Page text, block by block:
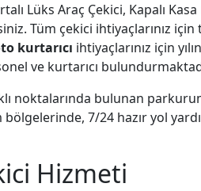
Lüks Araç Çekici, Kapalı
Tüm çekici ihtiyaçlarınız için
kurtarıcı ihtiyaçlarınız için
ve kurtarıcı
noktalarında bulunan
7/24 hazır yol
Hizmeti